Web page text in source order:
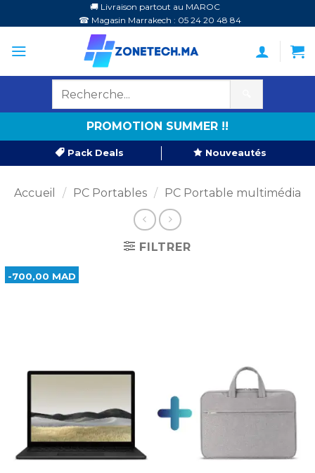
au
contenu
🚚 Livraison partout au MAROC
☎ Magasin Marrakech : 05 24 20 48 84
PROMOTION SUMMER !!
Pack Deals Nouveautés
Accueil / PC Portables / PC Portable multimédia
FILTRER
-700,00 MAD